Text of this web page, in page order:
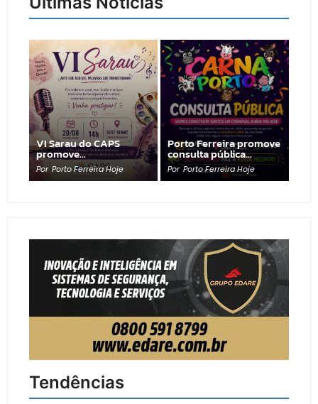
VI Sarau do CAPS
promove…
Por Porto Ferreira Hoje
Porto Ferreira promove
consulta pública…
Por Porto Ferreira Hoje
Tendências